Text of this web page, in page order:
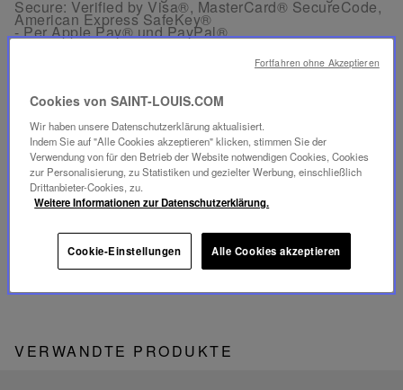
Secure: Verified by Visa®, MasterCard® SecureCode,
American Express SafeKey®
- Per Apple Pay® und PayPal®
Rücksendungen sind innerhalb von 30 Tagen ab
Bestelldatum in Frankreich und Europa kostenlos
möglich.
KUNDENSERVICE
Unser Kundenservice ist von Montag bis Freitag
zwischen 10:00 und 18:00 Uhr erreichbar.
Telefon:+33 1 49 42 42 63
E-Mail
VERWANDTE PRODUKTE
Cookies von SAINT-LOUIS.COM
Wir haben unsere Datenschutzerklärung aktualisiert.
Indem Sie auf "Alle Cookies akzeptieren" klicken, stimmen Sie der
Verwendung von für den Betrieb der Website notwendigen Cookies, Cookies
zur Personalisierung, zu Statistiken und gezielter Werbung, einschließlich
Drittanbieter-Cookies, zu.
Weitere Informationen zur Datenschutzerklärung.
Cookie-Einstellungen Alle Cookies akzeptieren
Fortfahren ohne Akzeptieren